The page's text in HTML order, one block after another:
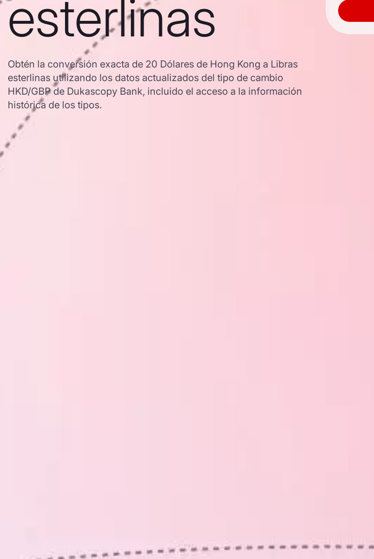
esterlinas
Obtén la conversión exacta de 20 Dólares de Hong Kong a Libras
esterlinas utilizando los datos actualizados del tipo de cambio
HKD/GBP de Dukascopy Bank, incluido el acceso a la información
histórica de los tipos.